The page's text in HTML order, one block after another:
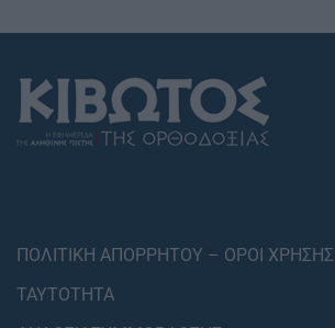
ΠΟΛΙΤΙΚΗ ΑΠΟΡΡΗΤΟΥ – ΟΡΟΙ ΧΡΗΣΗΣ
ΤΑΥΤΟΤΗΤΑ